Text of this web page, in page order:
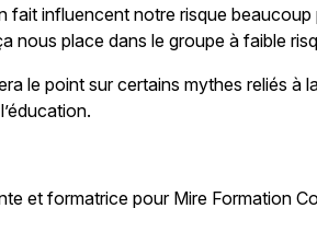
fait influencent notre risque
nous place dans le groupe à faible
le point sur certains mythes reliés à
et formatrice pour Mire Formation